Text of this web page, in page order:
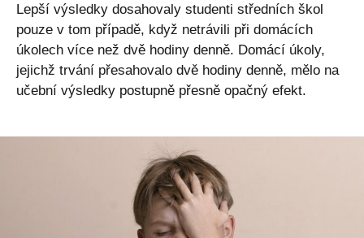
Lepší výsledky dosahovaly studenti středních škol
pouze v tom případě, když netrávili při domácích
úkolech více než dvě hodiny denně. Domácí úkoly,
jejichž trvání přesahovalo dvě hodiny denně, mělo na
učební výsledky postupně přesně opačný efekt.